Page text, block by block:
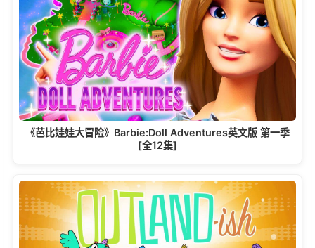
《芭比娃娃大冒险》Barbie:Doll Adventures英文版 第一季
[全12集]